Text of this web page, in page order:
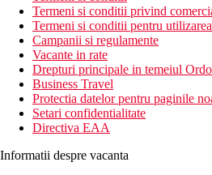
Termeni si conditii privind
Termeni si conditii pentru
Campanii si regulamente
Vacante in rate
Drepturi principale in temeiul
Business Travel
Protectia datelor pentru paginile
Setari confidentialitate
Directiva EAA
Informatii despre vacanta